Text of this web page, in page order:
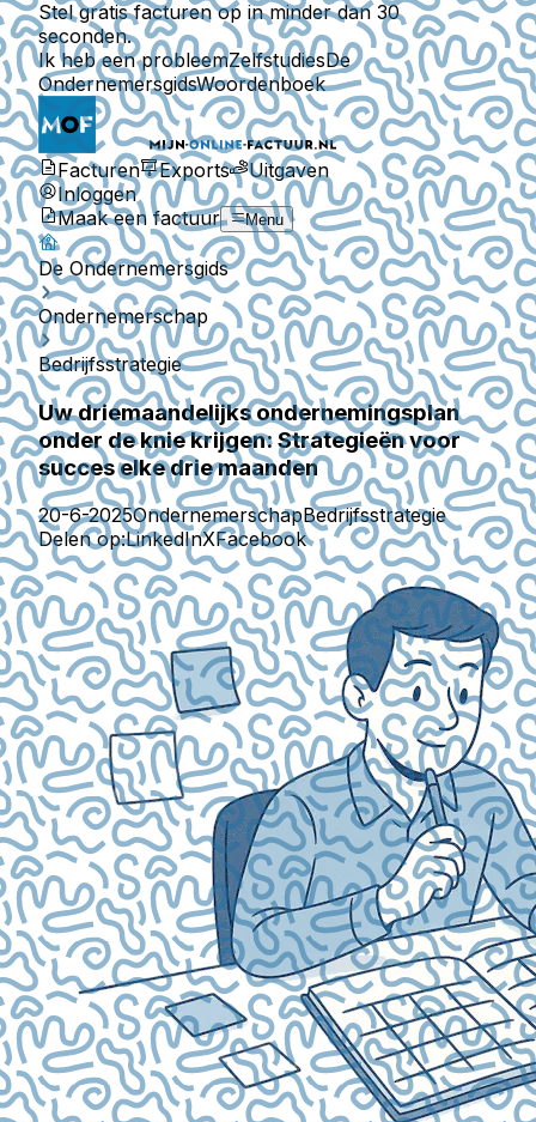
Stel gratis facturen op in minder dan 30
seconden.
Ik heb een probleemZelfstudiesDe
OndernemersgidsWoordenboek
Facturen Exports
Uitgaven
Inloggen
Maak een factuur
Menu
De Ondernemersgids
Ondernemerschap
Bedrijfsstrategie
Uw driemaandelijks ondernemingsplan
onder de knie krijgen: Strategieën voor
succes elke drie maanden
20-6-2025OndernemerschapBedrijfsstrategie
Delen op:LinkedInXFacebook